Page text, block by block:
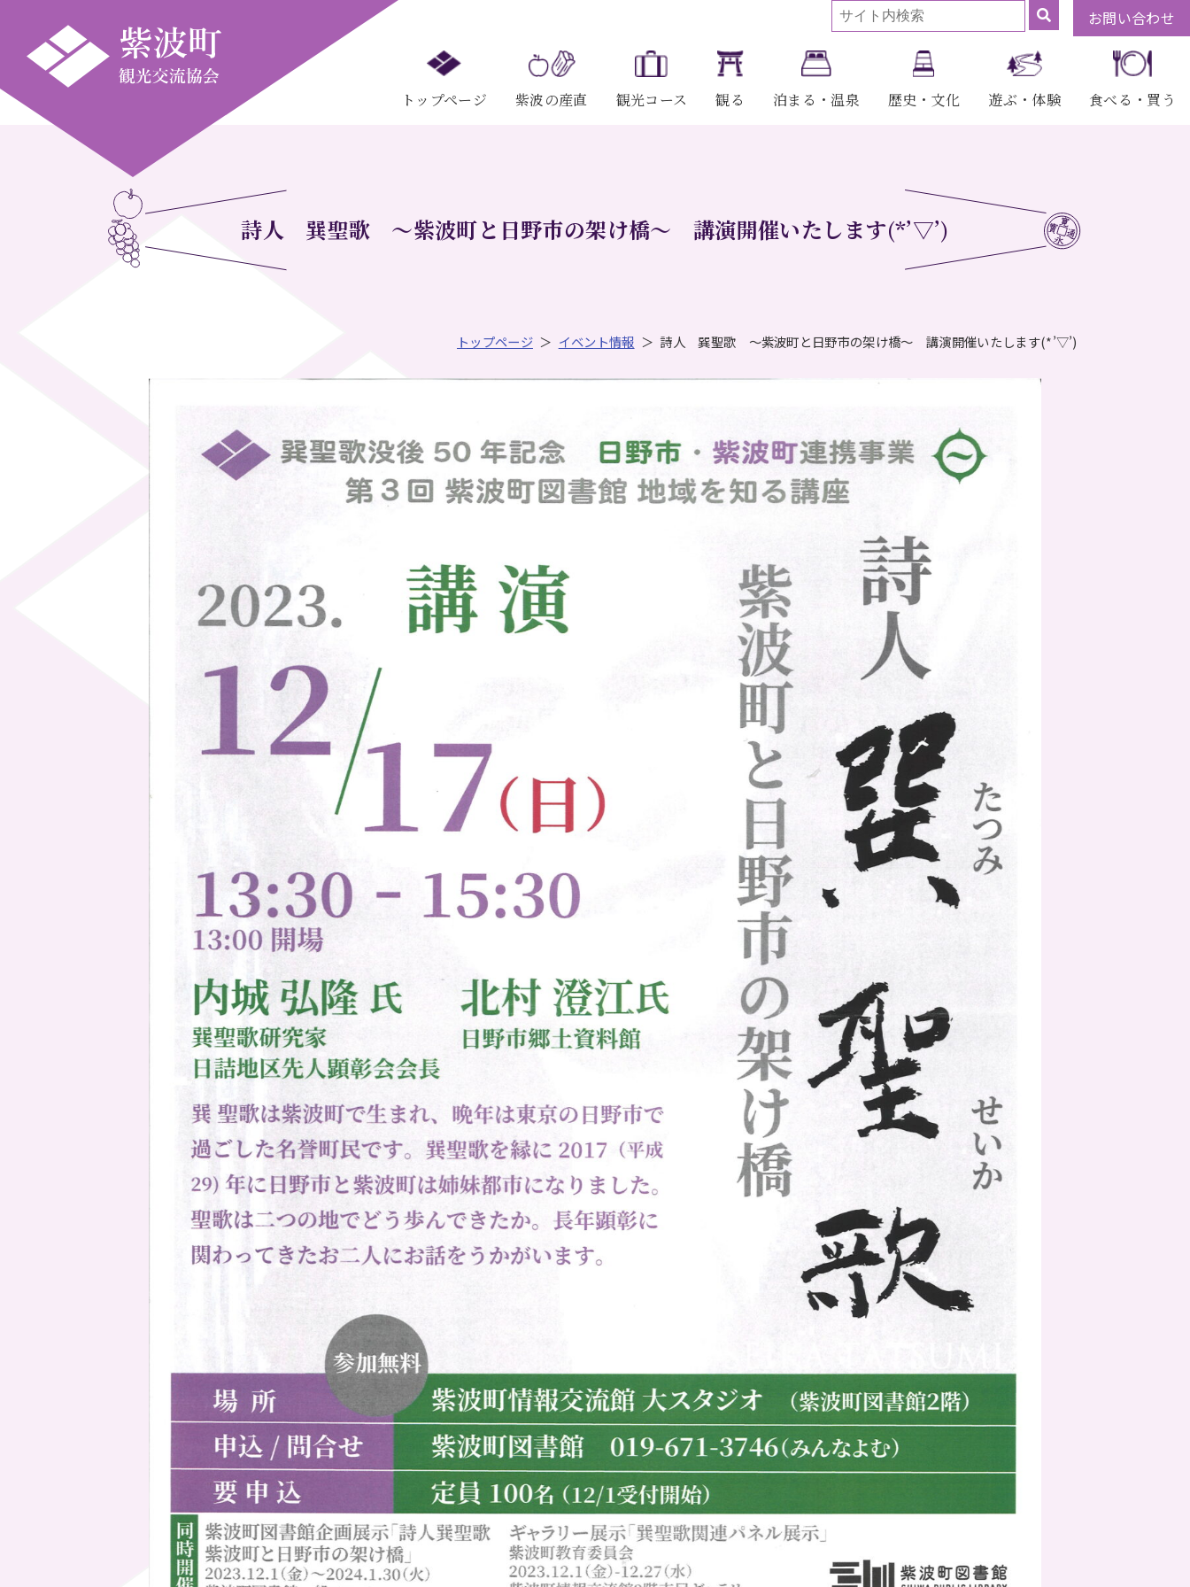
トップページ 紫波の産直 観光コース 観る 泊まる・温泉 歴史・文化 遊ぶ・体験 食べる・買う
お問い合わせ
詩人 巽聖歌 ～紫波町と日野市の架け橋～ 講演開催いたします(*’▽’)
トップページ イベント情報 詩人 巽聖歌 ～紫波町と日野市の架け橋～ 講演開催いたします(*’▽’)